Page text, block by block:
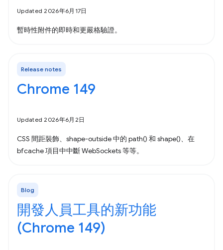
Updated 2026年6月17日
暫時性附件的即時和更嚴格驗證。
Release notes
Chrome 149
Updated 2026年6月2日
CSS 間距裝飾、shape-outside 中的 path() 和 shape()、在
bfcache 項目中中斷 WebSockets 等等。
Blog
開發人員工具的新功能
(Chrome 149)